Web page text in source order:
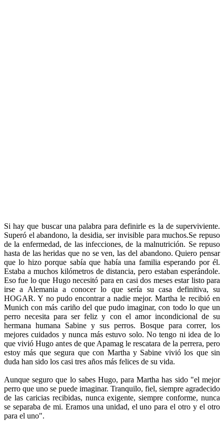
Si hay que buscar una palabra para definirle es la de superviviente.
Superó el abandono, la desidia, ser invisible para muchos.Se repuso
de la enfermedad, de las infecciones, de la malnutrición. Se repuso
hasta de las heridas que no se ven, las del abandono. Quiero pensar
que lo hizo porque sabía que había una familia esperando por él.
Estaba a muchos kilómetros de distancia, pero estaban esperándole.
Eso fue lo que Hugo necesitó para en casi dos meses estar listo para
irse a Alemania a conocer lo que sería su casa definitiva, su
HOGAR. Y no pudo encontrar a nadie mejor. Martha le recibió en
Munich con más cariño del que pudo imaginar, con todo lo que un
perro necesita para ser feliz y con el amor incondicional de su
hermana humana Sabine y sus perros. Bosque para correr, los
mejores cuidados y nunca más estuvo solo. No tengo ni idea de lo
que vivió Hugo antes de que Apamag le rescatara de la perrera, pero
estoy más que segura que con Martha y Sabine vivió los que sin
duda han sido los casi tres años más felices de su vida.
Aunque seguro que lo sabes Hugo, para Martha has sido "el mejor
perro que uno se puede imaginar. Tranquilo, fiel, siempre agradecido
de las caricias recibidas, nunca exigente, siempre conforme, nunca
se separaba de mi. Eramos una unidad, el uno para el otro y el otro
para el uno".